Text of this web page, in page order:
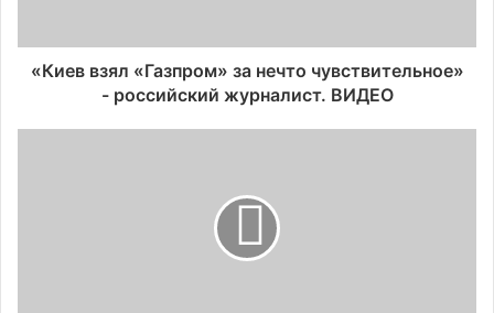
«Киев взял «Газпром» за нечто чувствительное»
- российский журналист. ВИДЕО